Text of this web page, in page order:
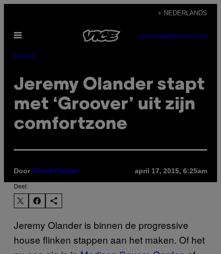
de
inhoud
+ NEDERLANDS
Open
SUBSCRIBENEWSLETTER
Muziek
Jeremy Olander stapt
met ‘Groover’ uit zijn
comfortzone
Door David Garber april 17, 2015, 6:25am
Deel:
Jeremy Olander is binnen de progressive
house flinken stappen aan het maken. Of het